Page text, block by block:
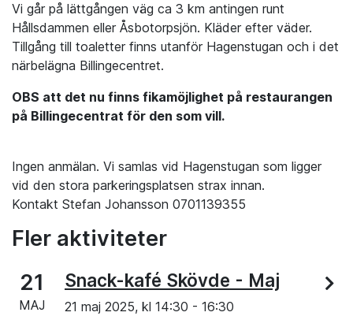
Vi går på lättgången väg ca 3 km antingen runt
Hållsdammen eller Åsbotorpsjön. Kläder efter väder.
Tillgång till toaletter finns utanför Hagenstugan och i det
närbelägna Billingecentret.
OBS att det nu finns fikamöjlighet på restaurangen
på Billingecentrat för den som vill.
Ingen anmälan. Vi samlas vid Hagenstugan som ligger
vid den stora parkeringsplatsen strax innan.
Kontakt Stefan Johansson 0701139355
Fler aktiviteter
21
MAJ
Snack-kafé Skövde - Maj
21 maj 2025, kl 14:30 - 16:30